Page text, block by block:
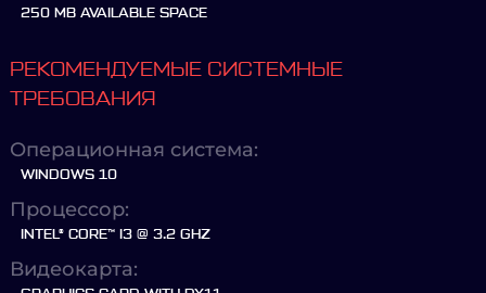
250 MB AVAILABLE SPACE
РЕКОМЕНДУЕМЫЕ СИСТЕМНЫЕ
ТРЕБОВАНИЯ
Операционная система:
WINDOWS 10
Процессор:
INTEL® CORE™ I3 @ 3.2 GHZ
Видеокарта: